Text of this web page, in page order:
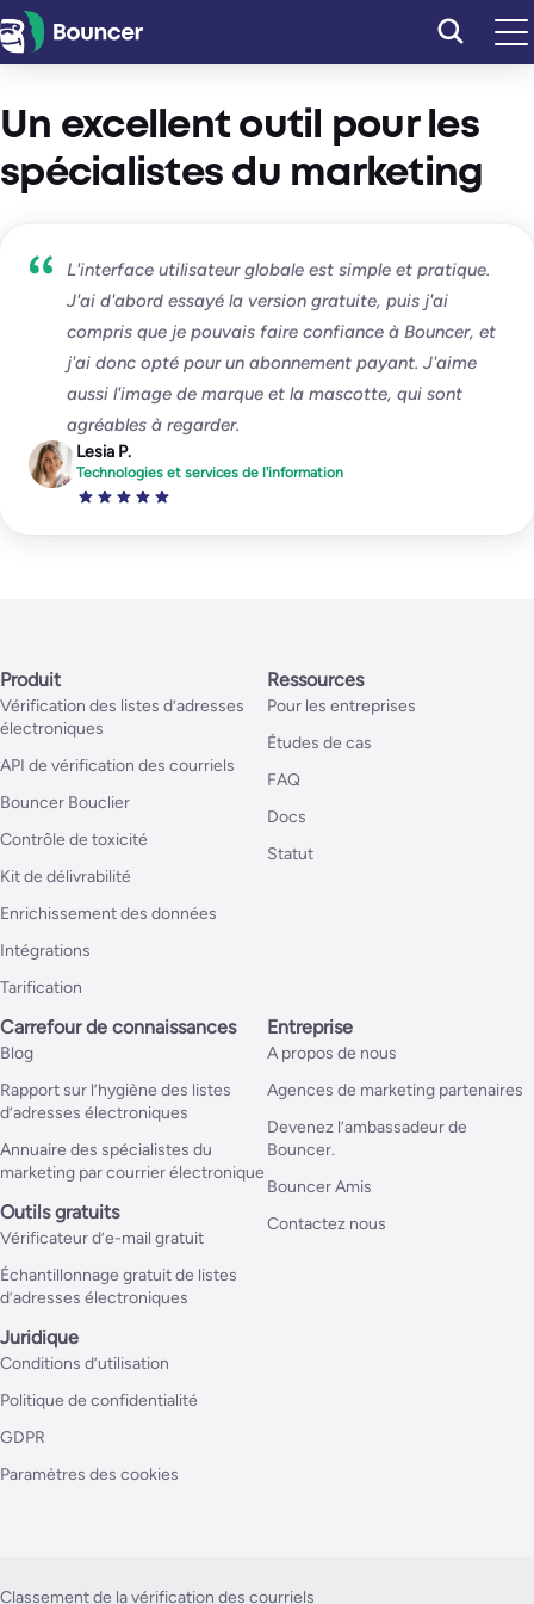
Aller
au
Un excellent outil pour les
spécialistes du marketing
L'interface utilisateur globale est simple et pratique.
J'ai d'abord essayé la version gratuite, puis j'ai
compris que je pouvais faire confiance à Bouncer, et
j'ai donc opté pour un abonnement payant. J'aime
aussi l'image de marque et la mascotte, qui sont
agréables à regarder.
Lesia P.
Technologies et services de l'information
Produit
Vérification des listes d’adresses
électroniques
API de vérification des courriels
Bouncer Bouclier
Contrôle de toxicité
Kit de délivrabilité
Enrichissement des données
Intégrations
Tarification
Ressources
Pour les entreprises
Études de cas
FAQ
Docs
Statut
Carrefour de connaissances
Blog
Rapport sur l’hygiène des listes
d’adresses électroniques
Annuaire des spécialistes du
marketing par courrier électronique
Outils gratuits
Vérificateur d’e-mail gratuit
Échantillonnage gratuit de listes
d’adresses électroniques
Entreprise
A propos de nous
Agences de marketing partenaires
Devenez l’ambassadeur de
Bouncer.
Bouncer Amis
Contactez nous
Juridique
Conditions d’utilisation
Politique de confidentialité
GDPR
Paramètres des cookies
Classement de la vérification des courriels